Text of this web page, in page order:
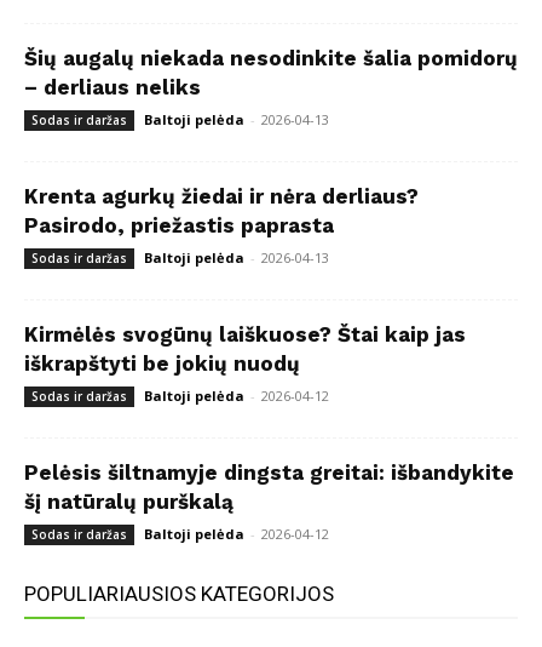
Šių augalų niekada nesodinkite šalia pomidorų
– derliaus neliks
Sodas ir daržas Baltoji pelėda - 2026-04-13
Krenta agurkų žiedai ir nėra derliaus?
Pasirodo, priežastis paprasta
Sodas ir daržas Baltoji pelėda - 2026-04-13
Kirmėlės svogūnų laiškuose? Štai kaip jas
iškrapštyti be jokių nuodų
Sodas ir daržas Baltoji pelėda - 2026-04-12
Pelėsis šiltnamyje dingsta greitai: išbandykite
šį natūralų purškalą
Sodas ir daržas Baltoji pelėda - 2026-04-12
POPULIARIAUSIOS KATEGORIJOS